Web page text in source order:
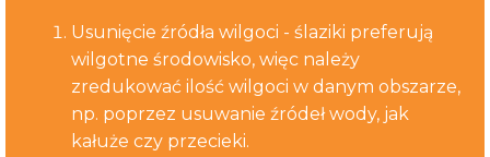
Usunięcie źródła wilgoci - ślaziki preferują
wilgotne środowisko, więc należy
zredukować ilość wilgoci w danym obszarze,
np. poprzez usuwanie źródeł wody, jak
kałuże czy przecieki.